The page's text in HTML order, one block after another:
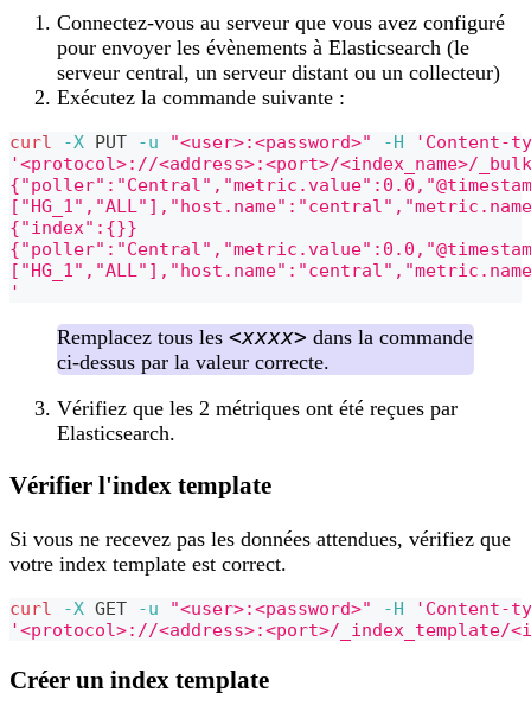
Connectez-vous au serveur que vous avez configuré
pour envoyer les évènements à Elasticsearch (le
serveur central, un serveur distant ou un collecteur)
Exécutez la commande suivante :
curl -X PUT -u "<user>:<password>" -H
'Content-
'<protocol>://<address>:<port>/<index_name>/
{"index":{}}
'
Remplacez tous les <xxxx> dans la commande
ci-dessus par la valeur correcte.
Vérifiez que les 2 métriques ont été reçues par
Elasticsearch.
Vérifier l'index template
Si vous ne recevez pas les données attendues, vérifiez que
votre index template est correct.
curl -X GET -u "<user>:<password>" -H
'Content-
'<protocol>://<address>:<port>/_index_template/
Créer un index template